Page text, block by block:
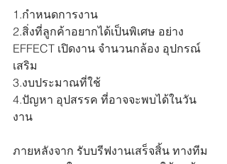
1.กำหนดการงาน
2.สิ่งที่ลูกค้าอยากได้เป็นพิเศษ อย่าง
EFFECT เปิดงาน จำนวนกล้อง อุปกรณ์
เสริม
3.งบประมาณที่ใช้
4.ปัญหา อุปสรรค ที่อาจจะพบได้ในวัน
งาน
ภายหลังจาก รับบรีฟงานเสร็จสิ้น ทางทีม